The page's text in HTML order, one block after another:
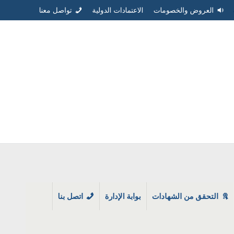
العروض والخصومات الاعتمادات الدولية تواصل معنا
التحقق من الشهادات بوابة الإدارة اتصل بنا